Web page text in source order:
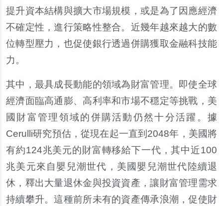
提升資本結構與擴大市場規模，或是為了因應經濟
不確定性，進行策略性整合。近幾年越來越大的數
位轉型壓力，也促使銀行透過併購獲取金融科技能
力。
其中，最具成長動能的領域為財富管理。即使全球
經濟面臨高通膨、高利率和市場不穩定等挑戰，美
國財富管理領域的併購活動仍然十分活躍。據
Cerulli研究預估，從現在起一直到2048年，美國將
有約124兆美元的財富轉移給下一代，其中近100
兆美元來自嬰兒潮世代，美國嬰兒潮世代陸續退
休，釋出大量退休金與投資資產，讓財富管理需求
持續攀升。這種前所未有的資產傳承浪潮，促使財